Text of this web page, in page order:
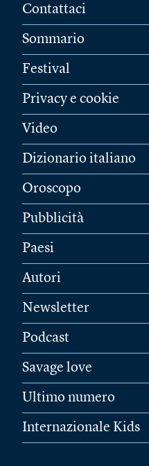
Contattaci
Sommario
Festival
Privacy e cookie
Video
Dizionario italiano
Oroscopo
Pubblicità
Paesi
Autori
Newsletter
Podcast
Savage love
Ultimo numero
Internazionale Kids